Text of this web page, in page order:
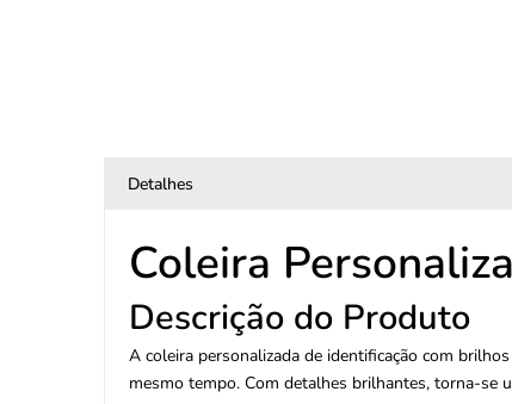
Detalhes
Coleira
Descrição do Produto
A coleira personalizada de identificação com
mesmo tempo. Com detalhes brilhantes, torna-se